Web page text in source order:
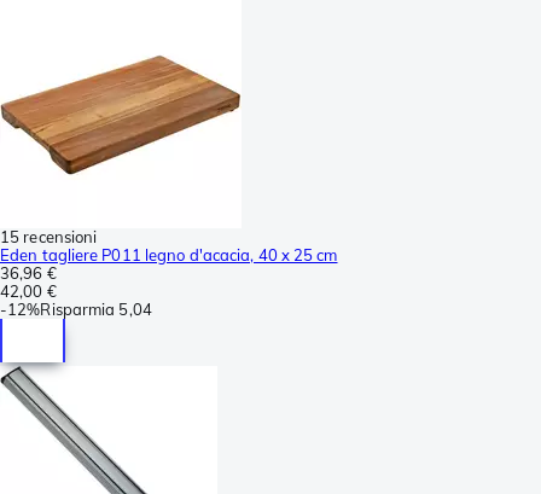
15 recensioni
Eden tagliere P011 legno d'acacia, 40 x 25 cm
36,96 €
42,00 €
-12%Risparmia 5,04